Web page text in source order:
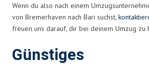
Wenn du also nach einem
von Bremerhaven nach Bari suchst,
freuen uns darauf, dir bei deinem Umzug zu
Günstiges